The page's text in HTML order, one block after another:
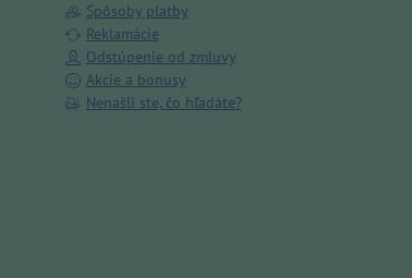
Spôsoby platby
Reklamácie
Odstúpenie od zmluvy
Akcie a bonusy
Nenašli ste, čo hľadáte?